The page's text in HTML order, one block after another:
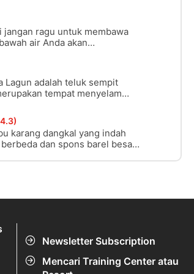
1977 dan ditutupi oleh
yang dapat diakses secara
ragu untuk membawa
air Anda akan
Lagun adalah teluk sempit
tempat menyelam
laut. Bagi penyelam,
luar dan terumbu
karang dangkal yang indah
Newsletter Subscription
Mencari Training Center atau